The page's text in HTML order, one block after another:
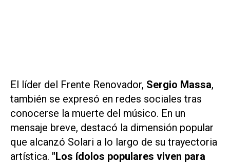
El líder del Frente Renovador, Sergio Massa,
también se expresó en redes sociales tras
conocerse la muerte del músico. En un
mensaje breve, destacó la dimensión popular
que alcanzó Solari a lo largo de su trayectoria
artística. "Los ídolos populares viven para